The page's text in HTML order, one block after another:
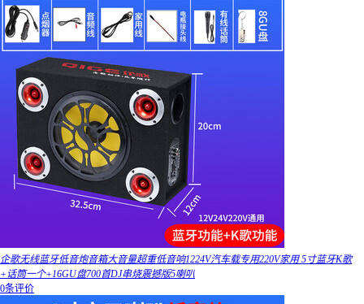
企歌无线蓝牙低音炮音箱大音量超重低音响1224V汽车载专用220V家用 5寸蓝牙K歌
+话筒一个+16GU盘700首DJ串烧震撼版5喇叭
0条评价